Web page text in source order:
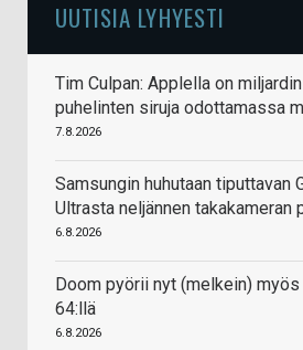
UUTISIA LYHYESTI
Tim Culpan: Applella on
puhelinten siruja odottamassa
7.8.2026
Samsungin huhutaan tiputtavan
Ultrasta neljännen takakameran
6.8.2026
Doom pyörii nyt (melkein)
64:llä
6.8.2026